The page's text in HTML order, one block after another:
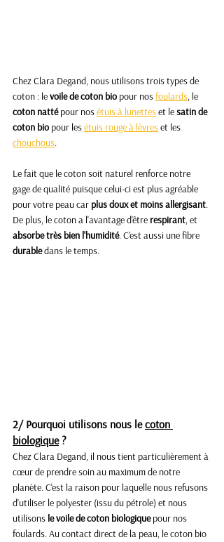
Chez Clara Degand, nous utilisons trois types de
coton : le voile de coton bio pour nos foulards, le
coton natté pour nos étuis à lunettes et le satin de
coton bio pour les étuis rouge à lèvres et les
chouchous.
Le fait que le coton soit naturel renforce notre
gage de qualité puisque celui-ci est plus agréable
pour votre peau car plus doux et moins allergisant.
De plus, le coton a l'avantage d'être respirant, et
absorbe très bien l'humidité. C'est aussi une fibre
durable dans le temps.
2/ Pourquoi utilisons nous le coton
biologique ?
Chez Clara Degand, il nous tient particulièrement à
cœur de prendre soin au maximum de notre
planète. C'est la raison pour laquelle nous refusons
d'utiliser le polyester (issu du pétrole) et nous
utilisons le voile de coton biologique pour nos
foulards. Au contact direct de la peau, le coton bio